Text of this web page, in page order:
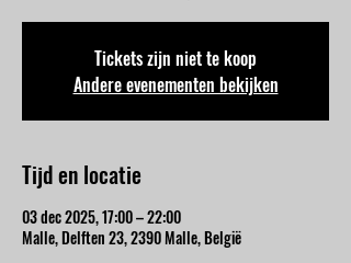
Tickets zijn niet te koop
Andere evenementen bekijken
Tijd en locatie
03 dec 2025, 17:00 – 22:00
Malle, Delften 23, 2390 Malle, België